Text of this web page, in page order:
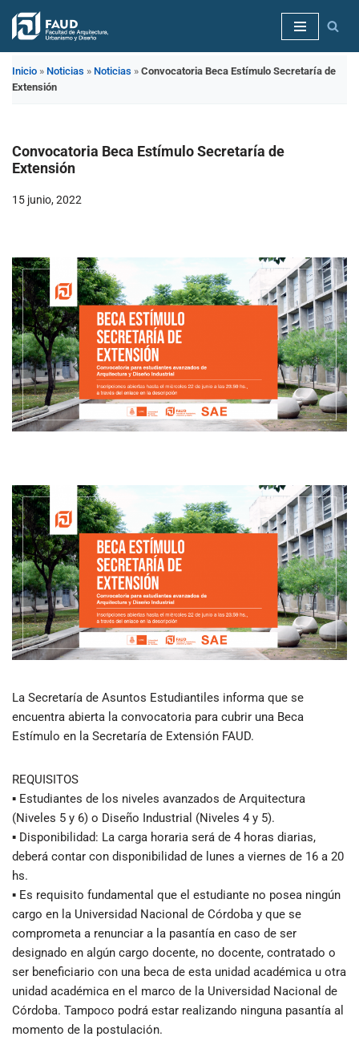
Saltar
contenido
Inicio » Noticias » Noticias » Convocatoria Beca Estímulo Secretaría de
Extensión
Convocatoria Beca Estímulo Secretaría de
Extensión
15 junio, 2022
La Secretaría de Asuntos Estudiantiles informa que se
encuentra abierta la convocatoria para cubrir una Beca
Estímulo en la Secretaría de Extensión FAUD.
REQUISITOS
▪ Estudiantes de los niveles avanzados de Arquitectura
(Niveles 5 y 6) o Diseño Industrial (Niveles 4 y 5).
▪ Disponibilidad: La carga horaria será de 4 horas diarias,
deberá contar con disponibilidad de lunes a viernes de 16 a 20
hs.
▪ Es requisito fundamental que el estudiante no posea ningún
cargo en la Universidad Nacional de Córdoba y que se
comprometa a renunciar a la pasantía en caso de ser
designado en algún cargo docente, no docente, contratado o
ser beneficiario con una beca de esta unidad académica u otra
unidad académica en el marco de la Universidad Nacional de
Córdoba. Tampoco podrá estar realizando ninguna pasantía al
momento de la postulación.